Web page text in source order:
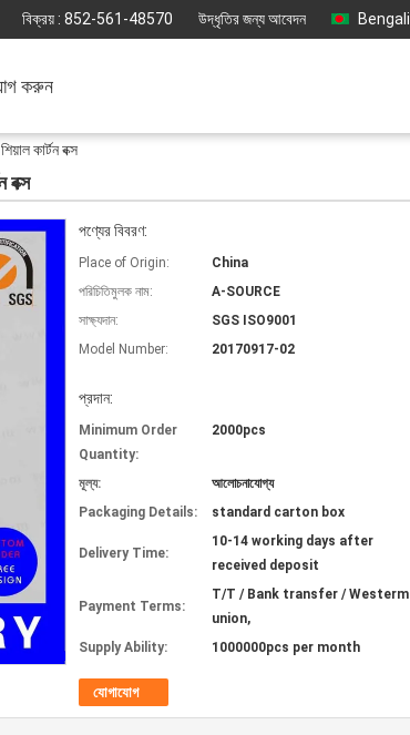
বিক্রয় : 852-561-48570 উদ্ধৃতির জন্য আবেদন Bengali
করুন
কার্টন বক্স
পণ্যের বিবরণ:
Place of Origin:
China
পরিচিতিমুলক নাম:
A-SOURCE
সাক্ষ্যদান:
SGS ISO9001
Model Number:
20170917-02
প্রদান:
Minimum Order
Quantity:
2000pcs
মূল্য:
আলোচনাযোগ্য
Packaging Details:
standard carton box
Delivery Time:
10-14 working days after
received deposit
Payment Terms:
T/T / Bank transfer / Westerm
union,
Supply Ability:
1000000pcs per month
যোগাযোগ